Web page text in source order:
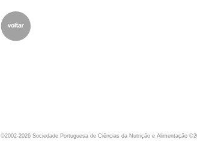
©2002-2026 Sociedade Portuguesa de Ciências da Nutrição e Alimentação